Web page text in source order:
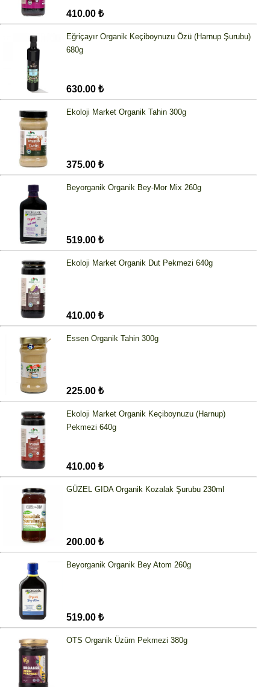
410.00 ₺
Eğriçayır Organik Keçiboynuzu Özü (Harnup Şurubu)
680g
630.00 ₺
Ekoloji Market Organik Tahin 300g
375.00 ₺
Beyorganik Organik Bey-Mor Mix 260g
519.00 ₺
Ekoloji Market Organik Dut Pekmezi 640g
410.00 ₺
Essen Organik Tahin 300g
225.00 ₺
Ekoloji Market Organik Keçiboynuzu (Harnup)
Pekmezi 640g
410.00 ₺
GÜZEL GIDA Organik Kozalak Şurubu 230ml
200.00 ₺
Beyorganik Organik Bey Atom 260g
519.00 ₺
OTS Organik Üzüm Pekmezi 380g